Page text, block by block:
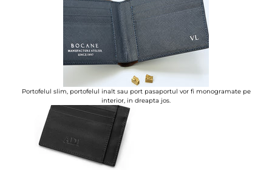
Portofelul slim, portofelul inalt sau port pasaportul vor fi monogramate pe
interior, in dreapta jos.